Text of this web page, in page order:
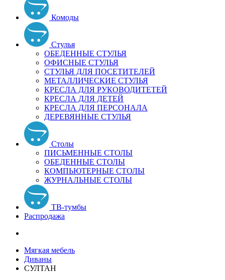
Комоды
Стулья
ОБЕДЕННЫЕ СТУЛЬЯ
ОФИСНЫЕ СТУЛЬЯ
СТУЛЬЯ ДЛЯ ПОСЕТИТЕЛЕЙ
МЕТАЛЛИЧЕСКИЕ СТУЛЬЯ
КРЕСЛА ДЛЯ РУКОВОДИТЕТЕЙ
КРЕСЛА ДЛЯ ДЕТЕЙ
КРЕСЛА ДЛЯ ПЕРСОНАЛА
ДЕРЕВЯННЫЕ СТУЛЬЯ
Столы
ПИСЬМЕННЫЕ СТОЛЫ
ОБЕДЕННЫЕ СТОЛЫ
КОМПЬЮТЕРНЫЕ СТОЛЫ
ЖУРНАЛЬНЫЕ СТОЛЫ
ТВ-тумбы
Распродажа
Мягкая мебель
Диваны
СУЛТАН